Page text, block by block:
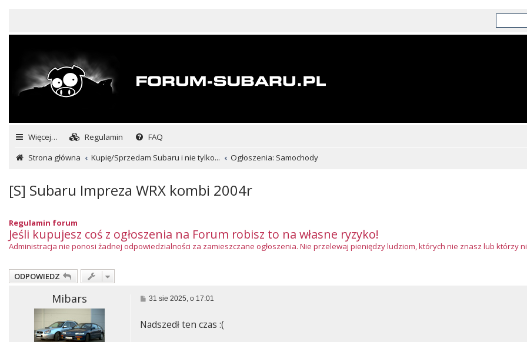
Więcej… Regulamin FAQ
Strona główna
Kupię/Sprzedam Subaru i nie tylko... Ogłoszenia: Samochody
[S] Subaru Impreza WRX kombi 2004r
Regulamin forum
Jeśli kupujesz coś z ogłoszenia na Forum robisz to na własne ryzyko!
Administracja nie ponosi żadnej odpowiedzialności za zamieszczane ogłoszenia. Nie przelewaj pieniędzy ludziom, których nie znasz lub którzy
ODPOWIEDZ
Mibars
P
t
31 sie 2025, o 17:01
Nadszedł ten czas :(